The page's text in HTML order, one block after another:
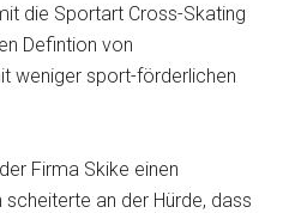
die Sportart Cross-Skating
Defintion von
weniger sport-förderlichen
Firma Skike einen
an der Hürde, dass